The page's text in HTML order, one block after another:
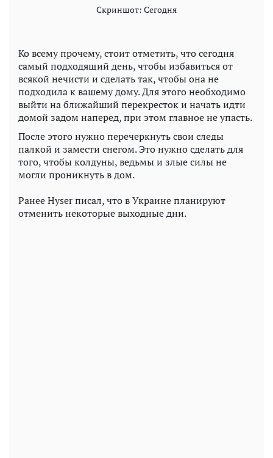
Скриншот: Сегодня
Ко всему прочему, стоит отметить, что сегодня
самый подходящий день, чтобы избавиться от
всякой нечисти и сделать так, чтобы она не
подходила к вашему дому. Для этого необходимо
выйти на ближайший перекресток и начать идти
домой задом наперед, при этом главное не упасть.
После этого нужно перечеркнуть свои следы
палкой и замести снегом. Это нужно сделать для
того, чтобы колдуны, ведьмы и злые силы не
могли проникнуть в дом.
Ранее Hyser писал, что в Украине планируют
отменить некоторые выходные дни.